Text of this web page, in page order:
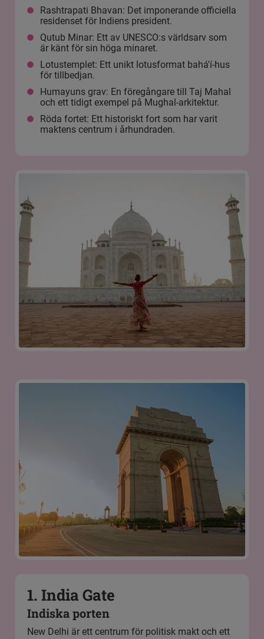
Rashtrapati Bhavan: Det imponerande officiella
residenset för Indiens president.
Qutub Minar: Ett av UNESCO:s världsarv som
är känt för sin höga minaret.
Lotustemplet: Ett unikt lotusformat bahá'í-hus
för tillbedjan.
Humayuns grav: En föregångare till Taj Mahal
och ett tidigt exempel på Mughal-arkitektur.
Röda fortet: Ett historiskt fort som har varit
maktens centrum i århundraden.
1. India Gate
Indiska porten
New Delhi är ett centrum för politisk makt och ett